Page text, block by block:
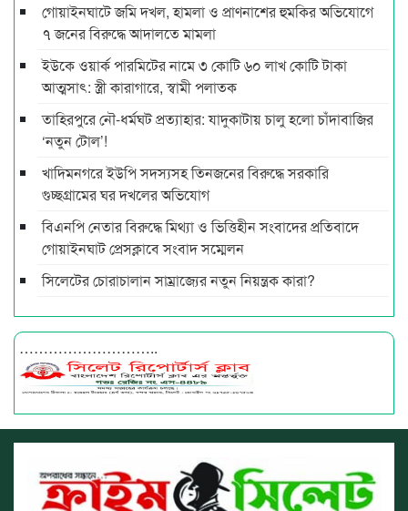
গোয়াইনঘাটে জমি দখল, হামলা ও প্রাণনাশের হুমকির অভিযোগে
৭ জনের বিরুদ্ধে আদালতে মামলা
ইউকে ওয়ার্ক পারমিটের নামে ৩ কোটি ৬০ লাখ কোটি টাকা
আত্মসাৎ: স্ত্রী কারাগারে, স্বামী পলাতক
তাহিরপুরে নৌ-ধর্মঘট প্রত্যাহার: যাদুকাটায় চালু হলো চাঁদাবাজির
‘নতুন টোল’!
খাদিমনগরে ইউপি সদস্যসহ তিনজনের বিরুদ্ধে সরকারি
গুচ্ছগ্রামের ঘর দখলের অভিযোগ
বিএনপি নেতার বিরুদ্ধে মিথ্যা ও ভিত্তিহীন সংবাদের প্রতিবাদে
গোয়াইনঘাট প্রেসক্লাবে সংবাদ সম্মেলন
সিলেটের চোরাচালান সাম্রাজ্যের নতুন নিয়ন্ত্রক কারা?
………………………..